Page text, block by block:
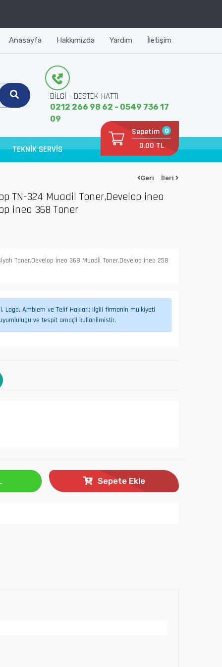
Anasayfa Hakkımızda Yardım İletişim
BİLGİ - DESTEK HATTI
0212 266 98 62 - 0549 736 17
09
Sepetim 0
0.00 TL
TEKNİK SERVİS
Geri İleri
TN-324 Muadil Toner,Develop ineo
ineo 368 Toner
Toner,Develop ineo 368 Muadil Toner,Develop ineo 258
Logo, Amblem ve Telif Haklari; ilgili firmanin mülkiyeti
ve tespit amaçli kullanilmistir.
Sepete Ekle